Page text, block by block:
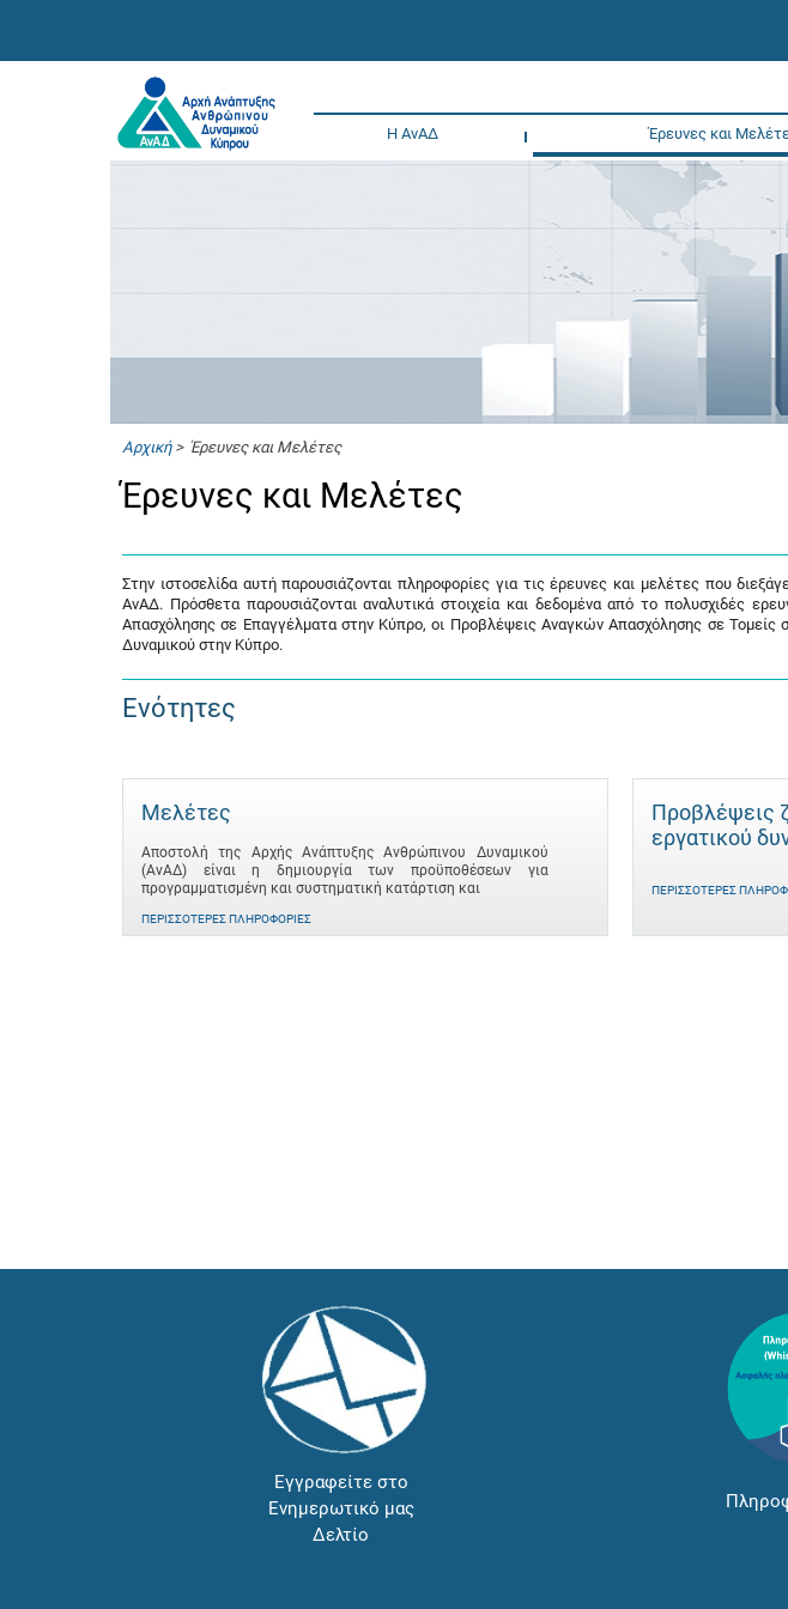
Η ΑνΑΔ Έρευνες και
Αρχική> Έρευνες και Μελέτες
Έρευνες και Μελέτες
Στην ιστοσελίδα αυτή παρουσιάζονται πληροφορίες για τις έρευνες και μελέτες που
ΑνΑΔ. Πρόσθετα παρουσιάζονται αναλυτικά στοιχεία και δεδομένα από το πολυσχιδές
Απασχόλησης σε Επαγγέλματα στην Κύπρο, οι Προβλέψεις Αναγκών Απασχόλησης σε Τομείς
Δυναμικού στην Κύπρο.
Ενότητες
Μελέτες
Αποστολή της Αρχής Ανάπτυξης Ανθρώπινου Δυναμικού
(ΑνΑΔ) είναι η δημιουργία των προϋποθέσεων για
προγραμματισμένη και συστηματική κατάρτιση και
ΠΕΡΙΣΣΌΤΕΡΕΣ ΠΛΗΡΟΦΟΡΊΕΣ
Προβλέψεις
εργατικού
ΠΕΡΙΣΣΌΤΕΡΕΣ
Εγγραφείτε στο
Ενημερωτικό μας
Δελτίο